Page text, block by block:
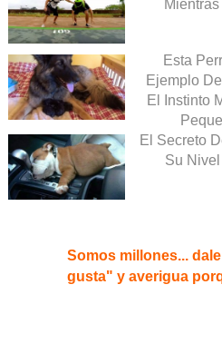
Esta
Ejemplo
El Instinto
El Secreto
Su
Somos millones...
gusta" y averigua